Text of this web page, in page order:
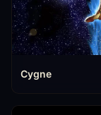
Cygne